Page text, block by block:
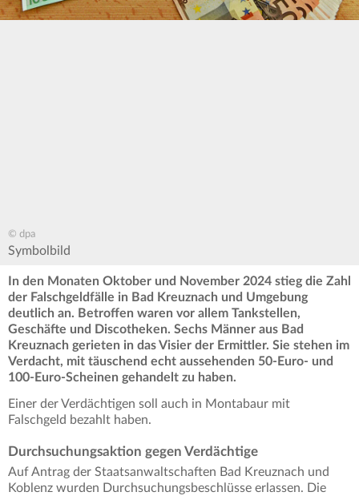
© dpa
Symbolbild
In den Monaten Oktober und November 2024 stieg die Zahl
der Falschgeldfälle in Bad Kreuznach und Umgebung
deutlich an. Betroffen waren vor allem Tankstellen,
Geschäfte und Discotheken. Sechs Männer aus Bad
Kreuznach gerieten in das Visier der Ermittler. Sie stehen im
Verdacht, mit täuschend echt aussehenden 50-Euro- und
100-Euro-Scheinen gehandelt zu haben.
Einer der Verdächtigen soll auch in Montabaur mit
Falschgeld bezahlt haben.
Durchsuchungsaktion gegen Verdächtige
Auf Antrag der Staatsanwaltschaften Bad Kreuznach und
Koblenz wurden Durchsuchungsbeschlüsse erlassen. Die